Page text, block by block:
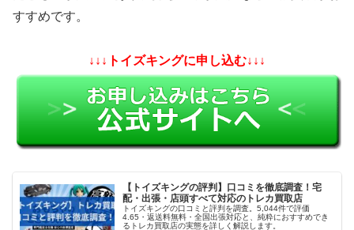
すすめです。
↓↓↓トイズキングに申し込む↓↓↓
【トイズキングの評判】口コミを徹底調査！宅
配・出張・店頭すべて対応のトレカ買取店
トイズキングの口コミと評判を調査。5,044件で評価
4.65・返送料無料・全国出張対応と、純粋におすすめでき
るトレカ買取店の実態を詳しく解説します。